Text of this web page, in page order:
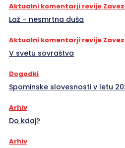
Aktualni komentarji revije
Laž – nesmrtna duša
Aktualni komentarji revije
V svetu sovraštva
Dogodki
Spominske slovesnosti v letu
Arhiv
Do kdaj?
Arhiv